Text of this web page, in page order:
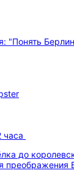
часа
до
преображения